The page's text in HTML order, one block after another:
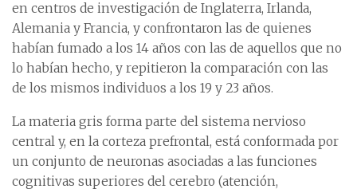
en centros de investigación de Inglaterra, Irlanda,
Alemania y Francia, y confrontaron las de quienes
habían fumado a los 14 años con las de aquellos que no
lo habían hecho, y repitieron la comparación con las
de los mismos individuos a los 19 y 23 años.
La materia gris forma parte del sistema nervioso
central y, en la corteza prefrontal, está conformada por
un conjunto de neuronas asociadas a las funciones
cognitivas superiores del cerebro (atención,